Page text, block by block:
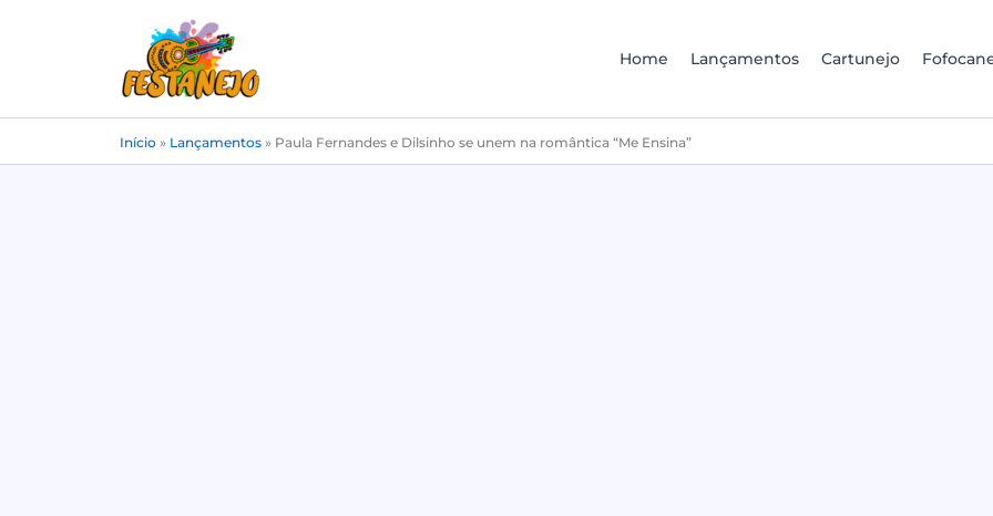
Home Lançamentos Cartunejo
Início » Lançamentos » Paula Fernandes e Dilsinho se unem na romântica “Me Ensina”